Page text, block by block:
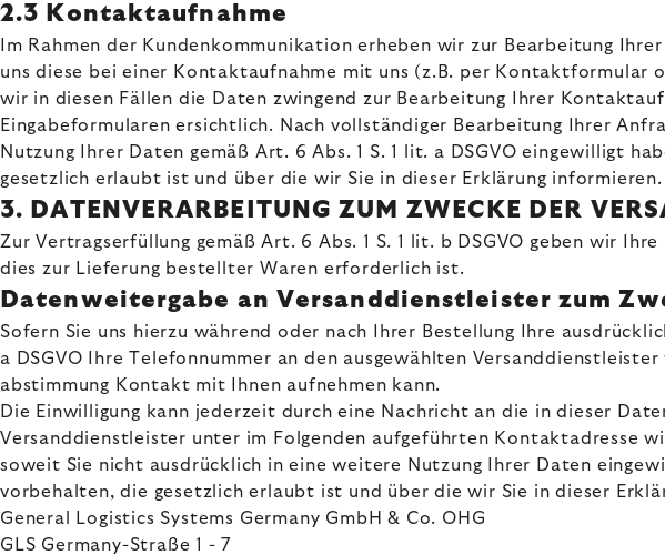
2.3 Kontaktaufnahme
Im Rahmen der Kundenkommunikation erheben wir zur Bearbeitung
uns diese bei einer Kontaktaufnahme mit uns (z.B. per
wir in diesen Fällen die Daten zwingend zur Bearbeitung Ihrer
Eingabeformularen ersichtlich. Nach vollständiger Bearbeitung Ihrer
Nutzung Ihrer Daten gemäß Art. 6 Abs. 1 S. 1 lit. a DSGVO eingewilligt
gesetzlich erlaubt ist und über die wir Sie in dieser Erklärung informieren.
3. DATENVERARBEITUNG ZUM ZWECKE DER
Zur Vertragserfüllung gemäß Art. 6 Abs. 1 S. 1 lit. b DSGVO geben wir
dies zur Lieferung bestellter Waren erforderlich ist.
Datenweitergabe an Versanddienstleister zum
Sofern Sie uns hierzu während oder nach Ihrer Bestellung Ihre
a DSGVO Ihre Telefonnummer an den ausgewählten
abstimmung Kontakt mit Ihnen aufnehmen kann.
Die Einwilligung kann jederzeit durch eine Nachricht an die in dieser
Versanddienstleister unter im Folgenden aufgeführten Kontaktadresse
soweit Sie nicht ausdrücklich in eine weitere Nutzung Ihrer Daten
vorbehalten, die gesetzlich erlaubt ist und über die wir Sie in dieser
General Logistics Systems Germany GmbH & Co. OHG
GLS Germany-Straße 1 - 7